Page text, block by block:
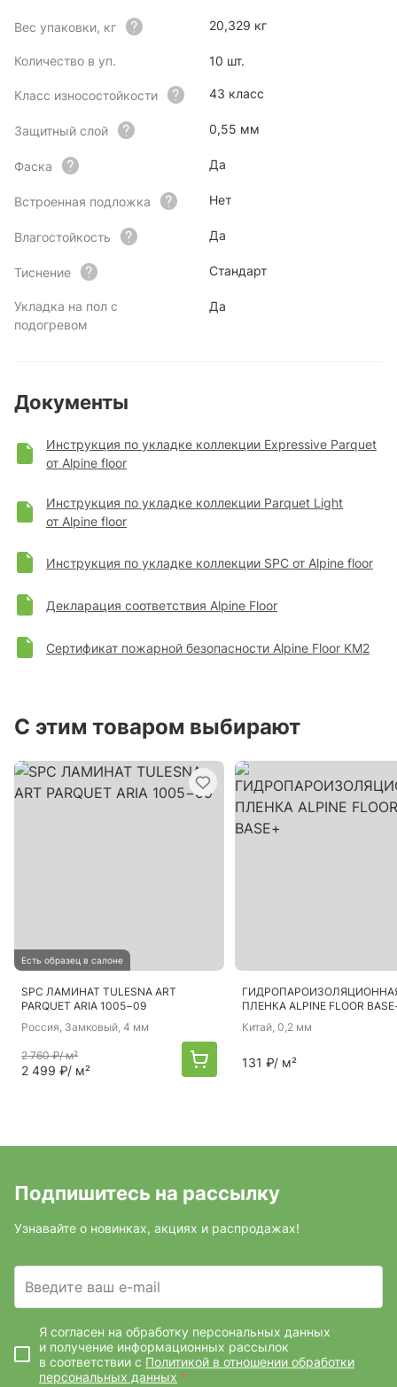
Вес упаковки, кг 20,329 кг
Количество в уп. 10 шт.
Класс износостойкости 43 класс
Защитный слой 0,55 мм
Фаска Да
Встроенная подложка Нет
Влагостойкость Да
Тиснение Стандарт
Укладка на пол с
подогревом
Да
Документы
Инструкция по укладке коллекции Expressive Parquet
от Alpine floor
Инструкция по укладке коллекции Parquet Light
от Alpine floor
Инструкция по укладке коллекции SPC от Alpine floor
Декларация соответствия Alpine Floor
Сертификат пожарной безопасности Alpine Floor KM2
С этим товаром выбирают
Есть образец в салоне
SPC ЛАМИНАТ TULESNA ART
PARQUET ARIA 1005−09
Россия, Замковый, 4 мм
2 760 ₽/ м²
2 499 ₽/ м²
ПЛЕНКА ALPINE FLOOR
Китай, 0,2 мм
131 ₽/ м²
Подпишитесь на рассылку
Узнавайте о новинках, акциях и распродажах!
Введите ваш e-mail
Я согласен на обработку персональных данных
и получение информационных рассылок
в соответствии с Политикой в отношении обработки
персональных данных *